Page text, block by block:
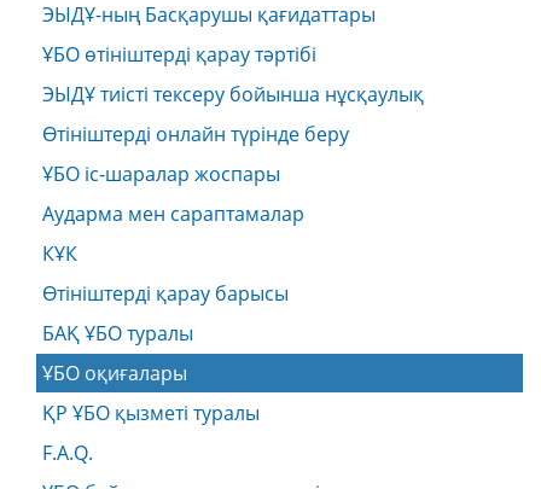
ЭЫДҰ-ның Басқарушы қағидаттары
ҰБО өтініштерді қарау тәртібі
ЭЫДҰ тиісті тексеру бойынша нұсқаулық
Өтініштерді онлайн түрінде беру
ҰБО іс-шаралар жоспары
Аударма мен сараптамалар
КҰК
Өтініштерді қарау барысы
БАҚ ҰБО туралы
ҰБО оқиғалары
ҚР ҰБО қызметі туралы
F.A.Q.